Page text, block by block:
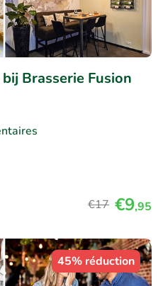
Brasserie Fusion
€17 €9,95
45% réduction